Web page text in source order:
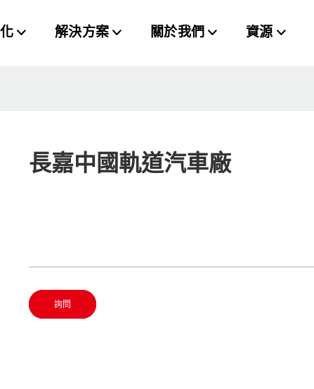
解決方案 關於我們 資源
長嘉中國軌道汽車廠
詢問